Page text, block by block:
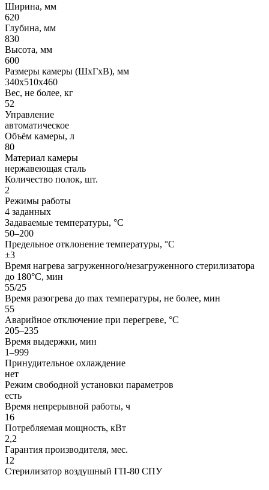
Ширина, мм
620
Глубина, мм
830
Высота, мм
600
Размеры камеры (ШхГхВ), мм
340х510х460
Вес, не более, кг
52
Управление
автоматическое
Объём камеры, л
80
Материал камеры
нержавеющая сталь
Количество полок, шт.
2
Режимы работы
4 заданных
Задаваемые температуры, °C
50–200
Предельное отклонение температуры, °С
±3
Время нагрева загруженного/незагруженного стерилизатора
до 180°С, мин
55/25
Время разогрева до max температуры, не более, мин
55
Аварийное отключение при перегреве, °C
205–235
Время выдержки, мин
1–999
Принудительное охлаждение
нет
Режим свободной установки параметров
есть
Время непрерывной работы, ч
16
Потребляемая мощность, кВт
2,2
Гарантия производителя, мес.
12
Стерилизатор воздушный ГП-80 СПУ